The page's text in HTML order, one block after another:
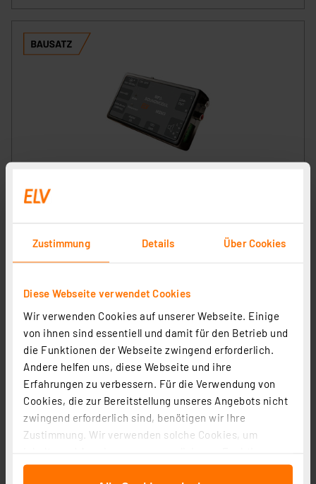
Zustimmung Details Über Cookies
Diese Webseite verwendet Cookies
Wir verwenden Cookies auf unserer Webseite. Einige
von ihnen sind essentiell und damit für den Betrieb und
die Funktionen der Webseite zwingend erforderlich.
Andere helfen uns, diese Webseite und ihre
Erfahrungen zu verbessern. Für die Verwendung von
Cookies, die zur Bereitstellung unseres Angebots nicht
zwingend erforderlich sind, benötigen wir Ihre
Zustimmung. Wir verwenden solche Cookies, um
für soziale Medien anbieten zu können und die Zugriffe
Artikel-Nr. 105729
44,95 €